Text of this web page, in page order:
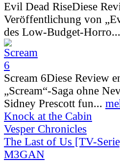
Evil Dead RiseDiese
Veröffentlichung von
des Low-Budget-Horro...
Scream 6Diese Review
„Scream“-Saga ohne
Sidney Prescott fun...
Knock at the Cabin
Vesper Chronicles
The Last of Us [TV-
M3GAN